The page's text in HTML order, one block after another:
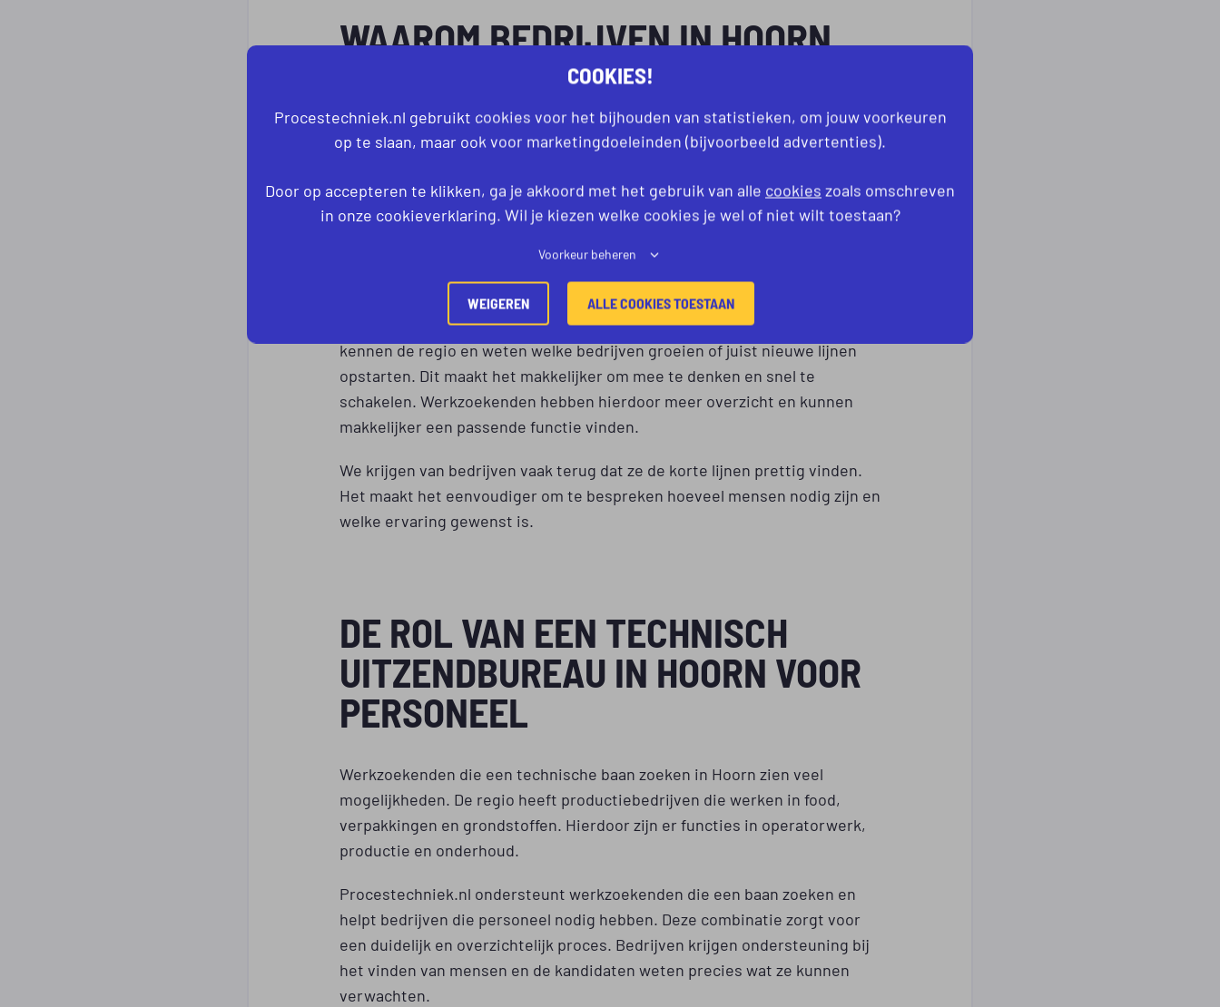
WAAROM BEDRIJVEN IN HOORN
VOOR PROCESTECHNIEK.NL
KIEZEN
personeel zoeken. Procestechniek.nl helpt met het compleet oppakken
van de werving zodat bedrijven minder tijd kwijt zijn aan het zoeken. We
bekijken samen wat er nodig is en zoeken gericht naar kandidaten die
passen bij de functie en het bedrijf.
Het voordeel voor werkgevers is dat ze één aanspreekpunt hebben. We
kennen de regio en weten welke bedrijven groeien of juist nieuwe lijnen
opstarten. Dit maakt het makkelijker om mee te denken en snel te
schakelen. Werkzoekenden hebben hierdoor meer overzicht en kunnen
makkelijker een passende functie vinden.
We krijgen van bedrijven vaak terug dat ze de korte lijnen prettig vinden.
Het maakt het eenvoudiger om te bespreken hoeveel mensen nodig zijn en
welke ervaring gewenst is.
DE ROL VAN EEN TECHNISCH
UITZENDBUREAU IN HOORN VOOR
PERSONEEL
Werkzoekenden die een technische baan zoeken in Hoorn zien veel
mogelijkheden. De regio heeft productiebedrijven die werken in food,
verpakkingen en grondstoffen. Hierdoor zijn er functies in operatorwerk,
productie en onderhoud.
Procestechniek.nl ondersteunt werkzoekenden die een baan zoeken en
helpt bedrijven die personeel nodig hebben. Deze combinatie zorgt voor
een duidelijk en overzichtelijk proces. Bedrijven krijgen ondersteuning bij
het vinden van mensen en de kandidaten weten precies wat ze kunnen
verwachten.
COOKIES!
Procestechniek.nl gebruikt cookies voor het bijhouden van statistieken, om jouw voorkeuren
op te slaan, maar ook voor marketingdoeleinden (bijvoorbeeld advertenties).
Door op accepteren te klikken, ga je akkoord met het gebruik van alle cookies zoals omschreven
in onze cookieverklaring. Wil je kiezen welke cookies je wel of niet wilt toestaan?
Voorkeur beheren
WEIGEREN ALLE COOKIES TOESTAAN